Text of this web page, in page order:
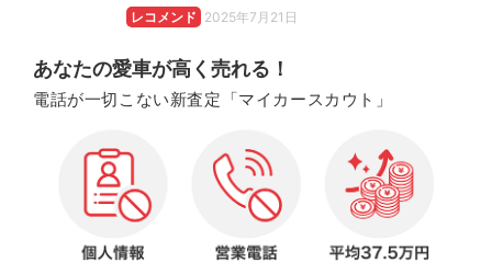
レコメンド 2025年7月21日
あなたの愛車が高く売れる！
電話が一切こない新査定「マイカースカウト」